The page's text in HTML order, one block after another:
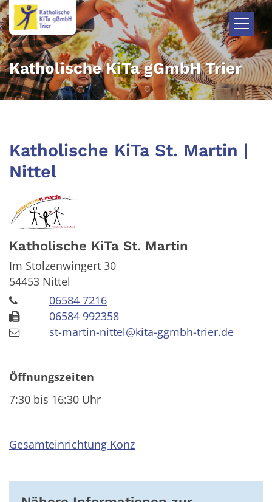
Zum Inhalt springen
Katholische KiTa gGmbH Trier
Katholische KiTa St. Martin |
Nittel
Katholische KiTa St. Martin
Im Stolzenwingert 30
54453 Nittel
06584 7216
06584 992358
st-martin-nittel@kita-ggmbh-trier.de
Öffnungszeiten
7:30 bis 16:30 Uhr
Gesamteinrichtung Konz